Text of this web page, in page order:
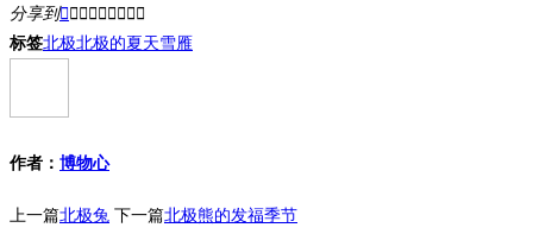
分享到
标签北极北极的夏天雪雁
作者： 博物心
上一篇北极兔 下一篇北极熊的发福季节